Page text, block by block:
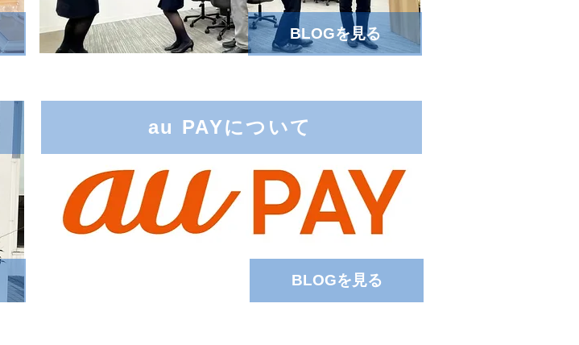
BLOGを見る
BLOGを見る
au PAYについて